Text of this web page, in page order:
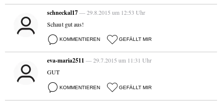
schneckal17— 29.8.2015 um 12:53 Uhr
Schaut gut aus!
KOMMENTIEREN GEFÄLLT MIR
eva-maria2511 — 29.7.2015 um 11:31 Uhr
GUT
KOMMENTIEREN GEFÄLLT MIR